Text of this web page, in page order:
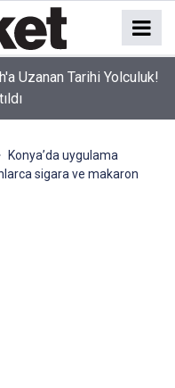
Uzanan Tarihi Yolculuk!
Konya’da uygulama
sigara ve makaron